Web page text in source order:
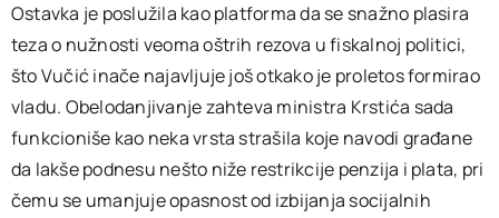
Ostavka je poslužila kao platforma da se snažno plasira
teza o nužnosti veoma oštrih rezova u fiskalnoj politici,
što Vučić inače najavljuje još otkako je proletos formirao
vladu. Obelodanjivanje zahteva ministra Krstića sada
funkcioniše kao neka vrsta strašila koje navodi građane
da lakše podnesu nešto niže restrikcije penzija i plata, pri
čemu se umanjuje opasnost od izbijanja socijalnih